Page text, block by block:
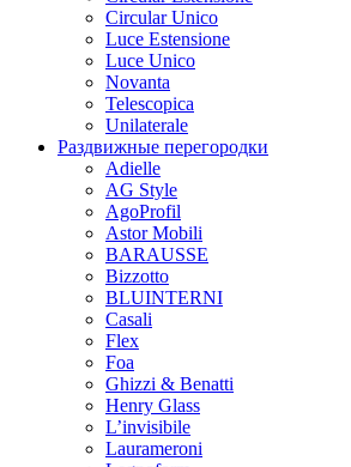
Circular Unico
Luce Estensione
Luce Unico
Novanta
Telescopica
Unilaterale
Раздвижные перегородки
Adielle
AG Style
AgoProfil
Astor Mobili
BARAUSSE
Bizzotto
BLUINTERNI
Casali
Flex
Foa
Ghizzi & Benatti
Henry Glass
L’invisibile
Laurameroni